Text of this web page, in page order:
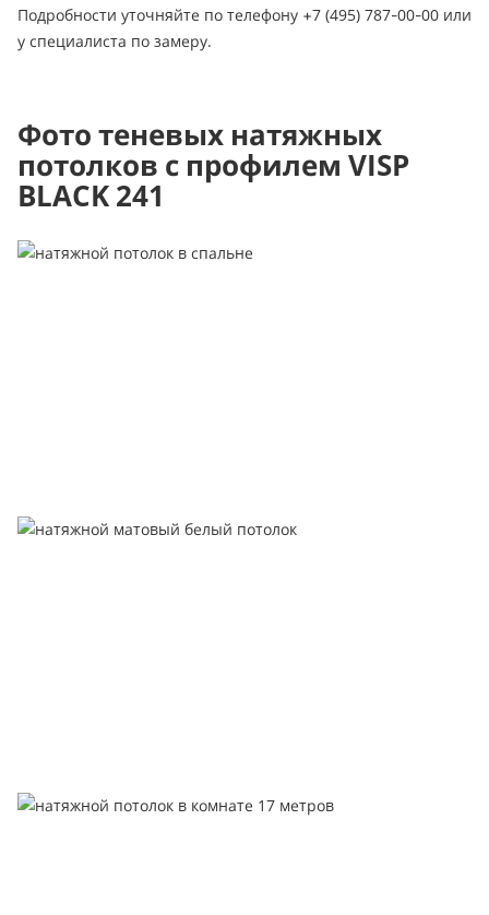
Подробности уточняйте по телефону +7 (495) 787-00-00 или
у специалиста по замеру.
Фото теневых натяжных
потолков с профилем VISP
BLACK 241